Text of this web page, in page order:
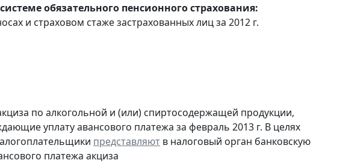
обязательного пенсионного страхования:
и страховом стаже застрахованных лиц за 2012 г.
по алкогольной и (или) спиртосодержащей продукции,
уплату авансового платежа за февраль 2013 г. В целях
представляют в налоговый орган банковскую
платежа акциза